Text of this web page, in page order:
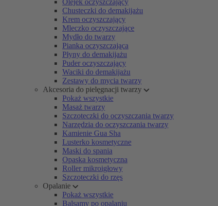
Olejek oczyszczający
Chusteczki do demakijażu
Krem oczyszczający
Mleczko oczyszczające
Mydło do twarzy
Pianka oczyszczająca
Płyny do demakijażu
Puder oczyszczający
Waciki do demakijażu
Zestawy do mycia twarzy
Akcesoria do pielęgnacji twarzy
Pokaż wszystkie
Masaż twarzy
Szczoteczki do oczyszczania twarzy
Narzędzia do oczyszczania twarzy
Kamienie Gua Sha
Lusterko kosmetyczne
Maski do spania
Opaska kosmetyczna
Roller mikroigłowy
Szczoteczki do rzęs
Opalanie
Pokaż wszystkie
Balsamy po opalaniu